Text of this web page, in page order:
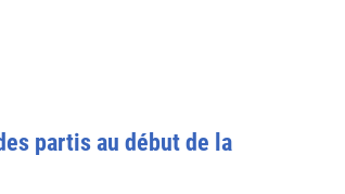
partis au début de la